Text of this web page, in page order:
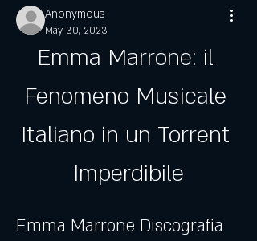
Anonymous
May 30, 2023
Emma Marrone: il
Fenomeno Musicale
Italiano in un Torrent
Imperdibile
Emma Marrone Discografia